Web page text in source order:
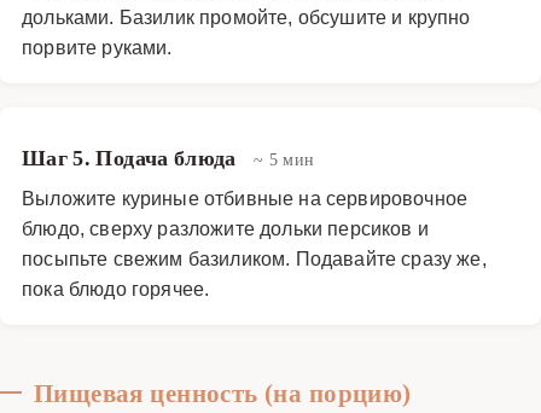
дольками. Базилик промойте, обсушите и крупно
порвите руками.
Шаг 5. Подача блюда ~ 5 мин
Выложите куриные отбивные на сервировочное
блюдо, сверху разложите дольки персиков и
посыпьте свежим базиликом. Подавайте сразу же,
пока блюдо горячее.
Пищевая ценность (на порцию)